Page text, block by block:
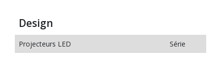
Design
Projecteurs LED Série